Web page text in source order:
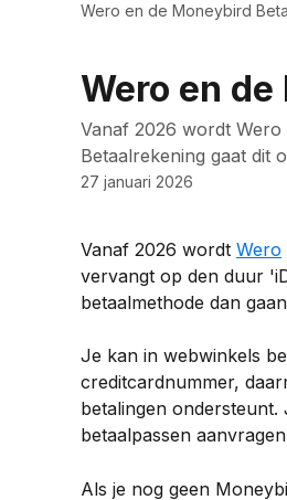
Wero en de Moneybird
Wero en
Vanaf 2026 wordt
Betaalrekening gaat dit
27 januari 2026
Vanaf 2026 wordt Wero
vervangt op den duur
betaalmethode dan
Je kan in webwinkels
creditcardnummer,
betalingen
betaalpassen
Als je nog geen